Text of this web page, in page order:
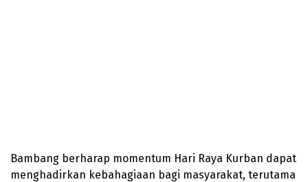
Bambang berharap momentum Hari Raya Kurban dapat
menghadirkan kebahagiaan bagi masyarakat, terutama